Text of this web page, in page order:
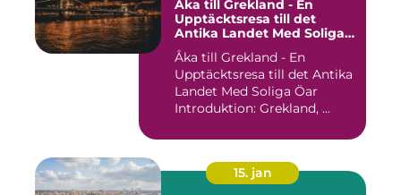
Åka till Grekland - En
Upptäcktsresa till det
Antika Landet Med Soliga
Öar
Åka till Grekland - En
Upptäcktsresa till det Antika
Landet Med Soliga Öar
Introduktion: Grekland, ...
15. jan